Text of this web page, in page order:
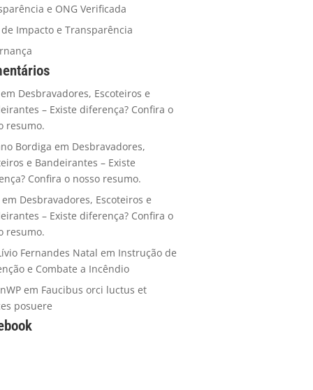
e ONG Verificada
de Impacto e Transparência
em Desbravadores, Escoteiros e
– Existe diferença? Confira o
resumo.
Bordiga em Desbravadores,
e Bandeirantes – Existe
Confira o nosso resumo.
em Desbravadores, Escoteiros e
– Existe diferença? Confira o
resumo.
Fernandes Natal em Instrução de
e Combate a Incêndio
em Faucibus orci luctus et
posuere